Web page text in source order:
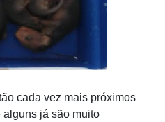
cada vez mais próximos
já são muito